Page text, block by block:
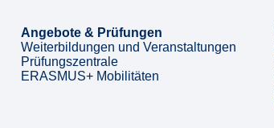
Angebote & Prüfungen
Weiterbildungen und Veranstaltungen
Prüfungszentrale
ERASMUS+ Mobilitäten